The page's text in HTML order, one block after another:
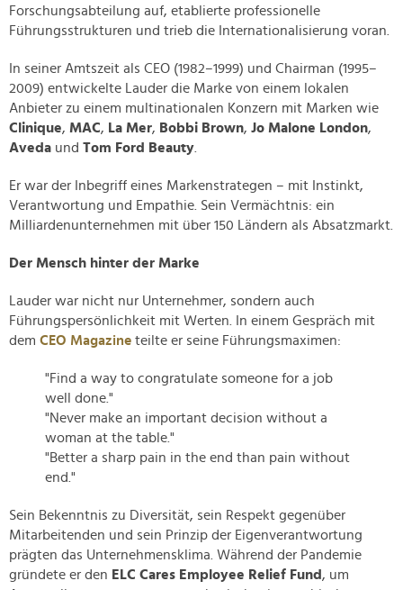
Forschungsabteilung auf, etablierte professionelle
Führungsstrukturen und trieb die Internationalisierung voran.
In seiner Amtszeit als CEO (1982–1999) und Chairman (1995–
2009) entwickelte Lauder die Marke von einem lokalen
Anbieter zu einem multinationalen Konzern mit Marken wie
Clinique, MAC, La Mer, Bobbi Brown, Jo Malone London,
Aveda und Tom Ford Beauty
Er war der Inbegriff eines Markenstrategen – mit Instinkt,
Verantwortung und Empathie. Sein Vermächtnis: ein
Milliardenunternehmen mit über 150 Ländern als Absatzmarkt.
Der Mensch hinter der Marke
Lauder war nicht nur Unternehmer, sondern auch
Führungspersönlichkeit mit Werten. In einem Gespräch mit
dem CEO Magazine teilte er seine Führungsmaximen:
"Find a way to congratulate someone for a job
well done."
"Never make an important decision without a
woman at the table."
"Better a sharp pain in the end than pain without
end."
Sein Bekenntnis zu Diversität, sein Respekt gegenüber
Mitarbeitenden und sein Prinzip der Eigenverantwortung
prägten das Unternehmensklima. Während der Pandemie
gründete er den ELC Cares Employee Relief Fund , um